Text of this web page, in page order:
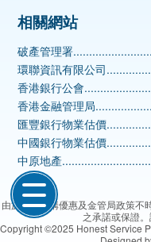
相關網站
破產管理署
環聯資訊有限公司
香港銀行公會
香港金融管理局
匯豐銀行物業估價
中國銀行物業估價
中原地產
由於金融機構優惠及金管局政策不
之承諾或保證
Copyright ©2025 Honest Service